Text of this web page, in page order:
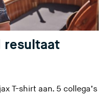
resultaat
T-shirt aan. 5 collega’s